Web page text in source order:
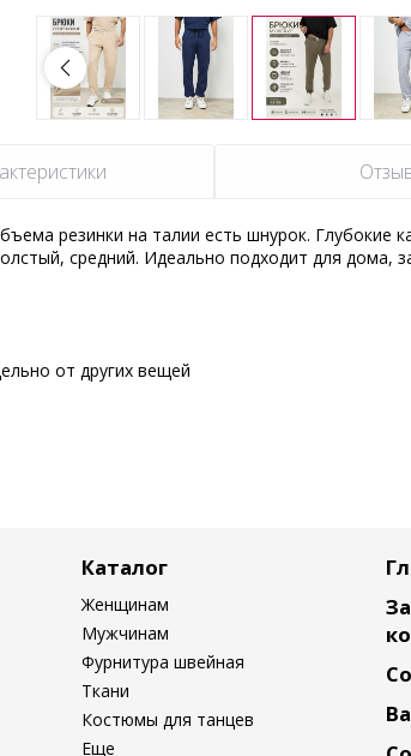
резинки на талии есть шнурок. Глубокие
средний. Идеально подходит для дома,
от других вещей
Каталог
Женщинам
Мужчинам
Фурнитура швейная
Ткани
Костюмы для танцев